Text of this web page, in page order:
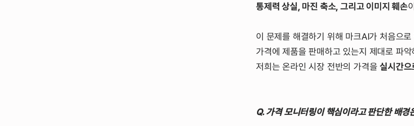
통제력 상실, 마진 축소, 그리고 이미지 훼손
이 문제를 해결하기 위해 마크AI가 처음으
가격에 제품을 판매하고 있는지 제대로 파
저희는 온라인 시장 전반의 가격을실시간으
Q. 가격 모니터링이 핵심이라고 판단한 배경